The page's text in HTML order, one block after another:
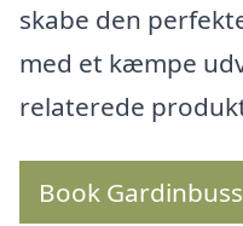
skabe den
med et kæmpe
relaterede
Book